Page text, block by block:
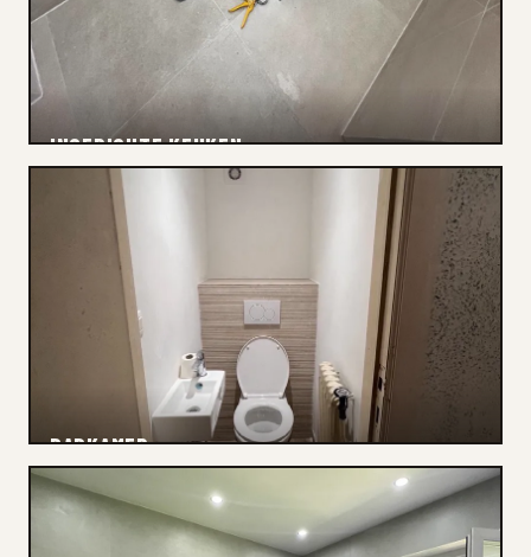
INGERICHTE KEUKEN
BADKAMER
Spoedloodgieter